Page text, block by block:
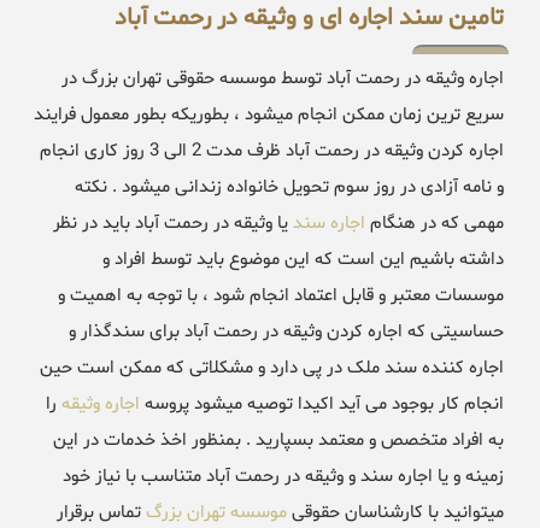
تامین سند اجاره ای و وثیقه در رحمت آباد
اجاره وثیقه در رحمت آباد توسط موسسه حقوقی تهران بزرگ در
سریع ترین زمان ممکن انجام میشود ، بطوریکه بطور معمول فرایند
اجاره کردن وثیقه در رحمت آباد ظرف مدت 2 الی 3 روز کاری انجام
و نامه آزادی در روز سوم تحویل خانواده زندانی میشود . نکته
مهمی که در هنگام اجاره سندیا وثیقه در رحمت آباد باید در نظر
داشته باشیم این است که این موضوع باید توسط افراد و
موسسات معتبر و قابل اعتماد انجام شود ، با توجه به اهمیت و
حساسیتی که اجاره کردن وثیقه در رحمت آباد برای سندگذار و
اجاره کننده سند ملک در پی دارد و مشکلاتی که ممکن است حین
انجام کار بوجود می آید اکیدا توصیه میشود پروسه اجاره وثیقه را
به افراد متخصص و معتمد بسپارید . بمنظور اخذ خدمات در این
زمینه و یا اجاره سند و وثیقه در رحمت آباد متناسب با نیاز خود
میتوانید با کارشناسان حقوقیموسسه تهران بزرگتماس برقرار